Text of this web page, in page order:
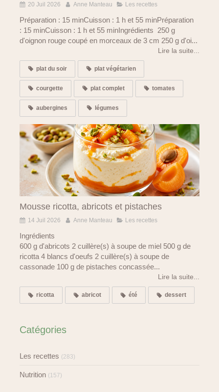
20 Juil 2026 Anne Manteau Les recettes
Préparation : 15 minCuisson : 1 h et 55 minPréparation
: 15 minCuisson : 1 h et 55 minIngrédients 250 g
d'oignon rouge coupé en morceaux de 3 cm 250 g d'oi...
Lire la suite...
plat du soir plat végétarien
courgette plat complet tomates
aubergines légumes
Mousse ricotta, abricots et pistaches
14 Juil 2026 Anne Manteau Les recettes
Ingrédients
600 g d'abricots 2 cuillère(s) à soupe de miel 500 g de
ricotta 4 blancs d'oeufs 2 cuillère(s) à soupe de
cassonade 100 g de pistaches concassée...
Lire la suite...
ricotta abricot été dessert
Catégories
Les recettes (283)
Nutrition (157)